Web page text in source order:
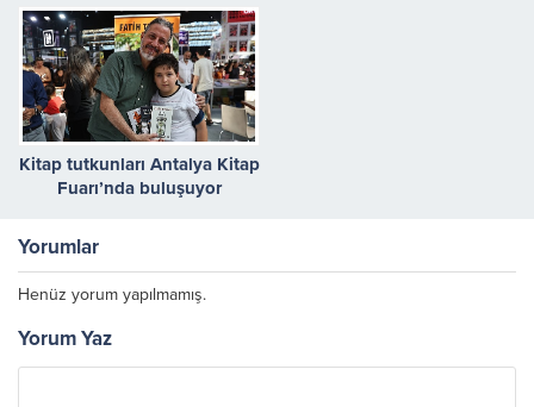
Kitap tutkunları Antalya Kitap
Fuarı’nda buluşuyor
Yorumlar
Henüz yorum yapılmamış.
Yorum Yaz